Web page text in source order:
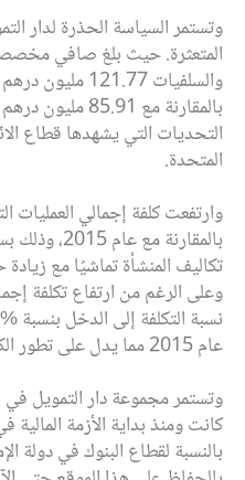
وتستمر السياسة الحذرة لدار
المتعثرة. حيث بلغ صافي
بالمقارنة مع
التحديات التي يشهدها قطاع
المتحدة.
بالمقارنة
تكاليف المنشأة تماشيًا مع
وعلى الرغم من ارتفاع تكلفة
عام 2015 مما يدل على تطور الكفاءة التشغيلية.
وتستمر مجموعة دار التمويل
بالنسبة لقطاع البنوك في دولة